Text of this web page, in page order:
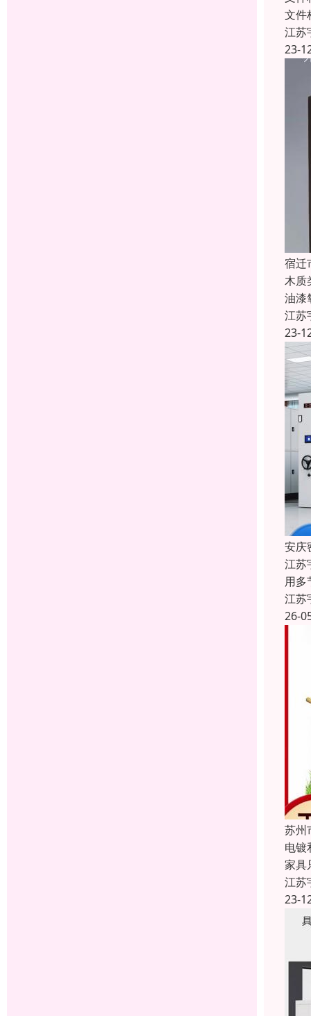
文件
江苏
23-
宿迁
木质
油漆
江苏
23-
安庆
江苏
用多
江苏
26-
苏州
电镀
家具
江苏
23-